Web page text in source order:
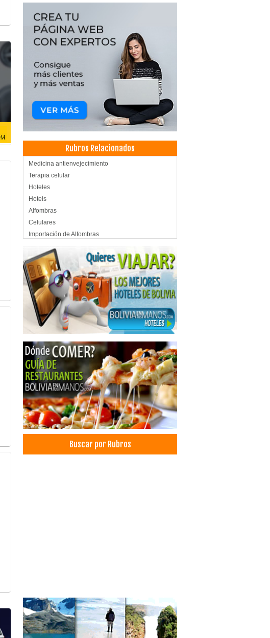
Rubros Relacionados
Medicina antienvejecimiento
Terapia celular
Hoteles
Hotels
Alfombras
Celulares
Importación de Alfombras
Telefonía Celular: Venta, Repuestos, Accesorios
Importaciones
Electrodomésticos
Representaciones
Artefactos para el Hogar
Cocina, Utiles de
Refrigeradores
Botones
Cocinas
Casas Comerciales
Complejos Deportivos
Complejos Turísticos
Eventos Sociales
Piscinas
Restaurantes
Saunas
Asesoramiento logístico
Agente logístico
Operadores Logísticos
Logística
Buscar por Rubros